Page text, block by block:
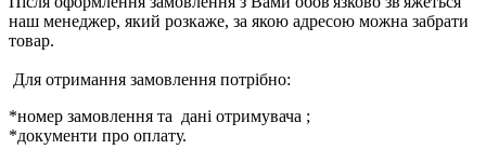
наш менеджер, який розкаже, за якою адресою можна забрати
товар.
Для отримання замовлення потрібно:
*номер замовлення та дані отримувача ;
*документи про оплату.